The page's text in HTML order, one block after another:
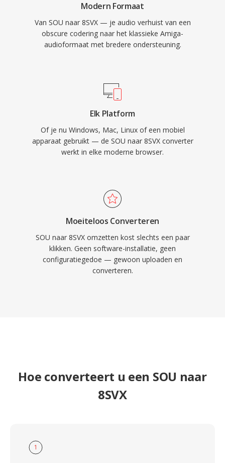
Modern Formaat
Van SOU naar 8SVX — je audio verhuist van een
obscure codering naar het klassieke Amiga-
audioformaat met bredere ondersteuning.
Elk Platform
Of je nu Windows, Mac, Linux of een mobiel
apparaat gebruikt — de SOU naar 8SVX converter
werkt in elke moderne browser.
Moeiteloos Converteren
SOU naar 8SVX omzetten kost slechts een paar
klikken. Geen software-installatie, geen
configuratiegedoe — gewoon uploaden en
converteren.
Hoe converteert u een SOU naar
8SVX
1